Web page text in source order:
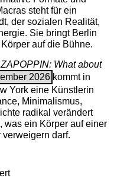
steht für ein
der sozialen Realität,
Sie bringt Berlin
auf die Bühne.
What about
2026 kommt in
York eine Künstlerin
Minimalismus,
radikal verändert
was ein Körper auf einer
darf.